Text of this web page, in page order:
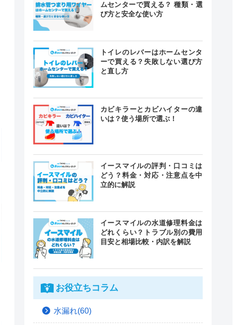
ムセンターで買える？ 種類・選
び方と安全な使い方
トイレのレバーはホームセンタ
ーで買える？失敗しない選び方
と直し方
カビキラーとカビハイターの違
いは？使う場所で選ぶ！
イースマイルの評判・口コミは
どう？料金・対応・注意点を中
立的に解説
イースマイルの水道修理料金は
どれくらい？トラブル別の費用
目安と相場比較・内訳を解説
お役立ちコラム
水漏れ(60)